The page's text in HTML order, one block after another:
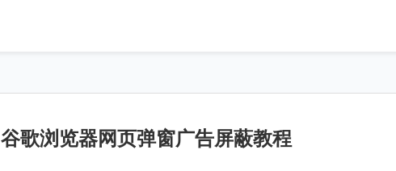
谷歌浏览器网页弹窗广告屏蔽教程